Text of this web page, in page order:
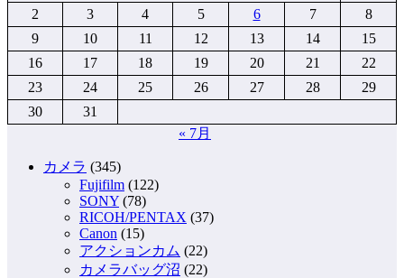
2
3 4 5 6 7
8
9
10 11 12 13 14
15
16
17 18 19 20 21
22
23
24 25 26 27 28
29
30
31
« 7月
カメラ (345)
Fujifilm (122)
SONY (78)
RICOH/PENTAX (37)
Canon (15)
アクションカム (22)
カメラバッグ沼 (22)